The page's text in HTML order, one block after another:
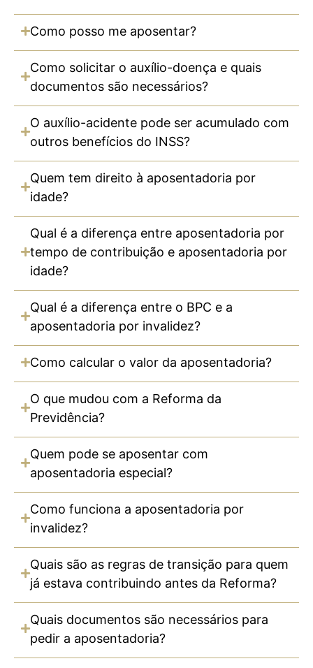
Como posso me aposentar?
Como solicitar o auxílio-doença e quais
documentos são necessários?
O auxílio-acidente pode ser acumulado com
outros benefícios do INSS?
Quem tem direito à aposentadoria por
idade?
Qual é a diferença entre aposentadoria por
tempo de contribuição e aposentadoria por
idade?
Qual é a diferença entre o BPC e a
aposentadoria por invalidez?
Como calcular o valor da aposentadoria?
O que mudou com a Reforma da
Previdência?
Quem pode se aposentar com
aposentadoria especial?
Como funciona a aposentadoria por
invalidez?
Quais são as regras de transição para quem
já estava contribuindo antes da Reforma?
Quais documentos são necessários para
pedir a aposentadoria?